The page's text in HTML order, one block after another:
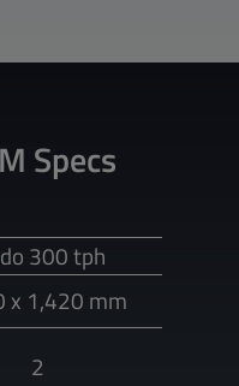
Specs
300 tph
x 1,420 mm
2